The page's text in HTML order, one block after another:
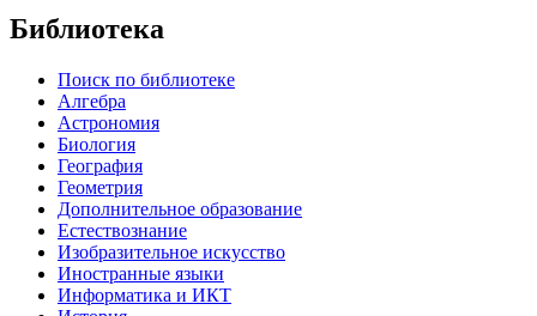
Библиотека
Поиск по библиотеке
Алгебра
Астрономия
Биология
География
Геометрия
Дополнительное образование
Естествознание
Изобразительное искусство
Иностранные языки
Информатика и ИКТ